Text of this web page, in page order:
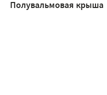
Полувальмовая крыша